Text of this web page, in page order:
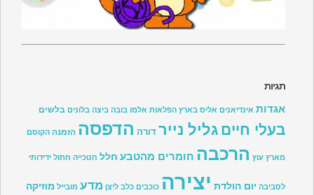
תגיות
אגדות אינדיאנים אליס בארץ הפלאות אלמו בובה ביצה בלונים בלשים
בעלי חיים גליל נייר דורה הדפסה הזמנה הקוסם
מארץ עוץ הרכבה חומרים מהטבע חלל חנוכייה חתול ידידותי
לסביבה יום הולדת יצירה כוכבים כלב ליצן מדע מובייל מוזיקה